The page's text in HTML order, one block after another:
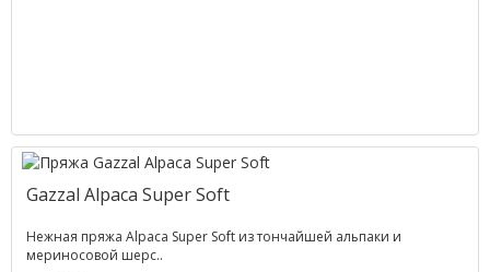
Gazzal Alpaca Super Soft
Нежная пряжа Alpaca Super Soft из тончайшей альпаки и
мериносовой шерс..